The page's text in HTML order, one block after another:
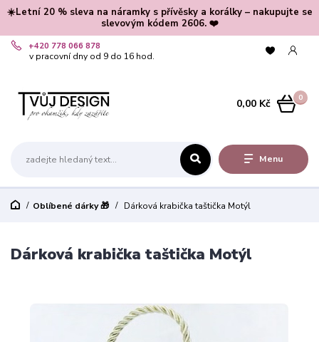
☀️Letní 20 % sleva na náramky s přívěsky a korálky – nakupujte se
slevovým kódem 2606. ❤️
Menu
+420 778 066 878
v pracovní dny od 9 do 16 hod.
0
0,00 Kč
Oblíbené dárky 🎁 Dárková krabička taštička Motýl
Dárková krabička taštička Motýl